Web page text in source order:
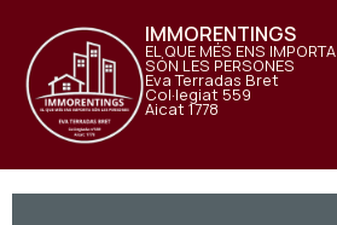
IMMORENTINGS
EL QUE MÉS ENS IMPORTA
SÓN LES PERSONES
Eva Terradas Bret
Col·legiat 559
Aicat 1778